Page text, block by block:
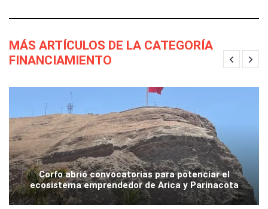
MÁS ARTÍCULOS DE LA CATEGORÍA
FINANCIAMIENTO
Corfo abrió convocatorias para potenciar el
ecosistema emprendedor de Arica y Parinacota